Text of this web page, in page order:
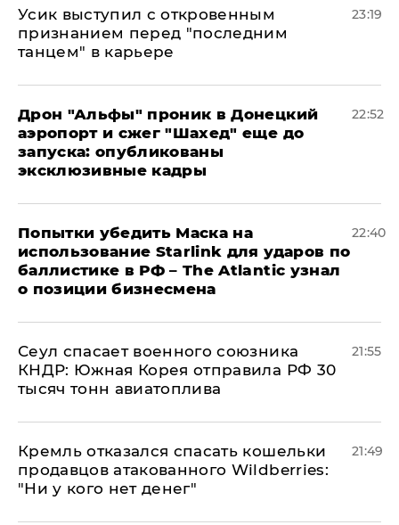
Усик выступил с откровенным
признанием перед "последним
танцем" в карьере
23:19
Дрон "Альфы" проник в Донецкий
аэропорт и сжег "Шахед" еще до
запуска: опубликованы
эксклюзивные кадры
22:52
Попытки убедить Маска на
использование Starlink для ударов по
баллистике в РФ – The Atlantic узнал
о позиции бизнесмена
22:40
​Сеул спасает военного союзника
КНДР: Южная Корея отправила РФ 30
тысяч тонн авиатоплива
21:55
Кремль отказался спасать кошельки
продавцов атакованного Wildberries:
"Ни у кого нет денег"
21:49